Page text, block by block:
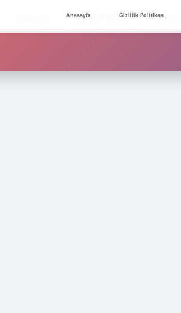
Gizlilik Politikası Yasal
Anasayfa Gizlilik Politikası